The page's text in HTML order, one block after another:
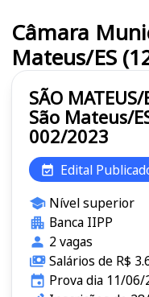
SÃO
São Mateus/
002/2023
Edital
Nível superior
Banca IIPP
2 vagas
Salários de R$
Prova dia 11/06/
Câmara
Mateus/ES